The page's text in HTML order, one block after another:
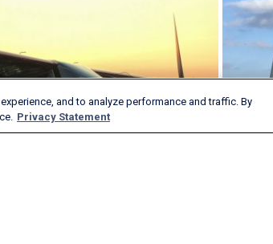
and to analyze performance and traffic. By
Privacy Statement